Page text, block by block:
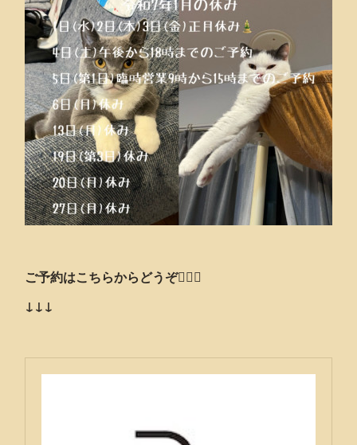
ご予約はこちらからどうぞ💁🏻‍♂️
↓↓↓